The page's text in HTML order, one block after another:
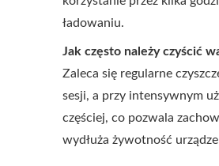
ładowaniu.
Jak często należy czyścić
Zaleca się regularne
sesji, a przy intensywnym
częściej, co pozwala
wydłuża żywotność